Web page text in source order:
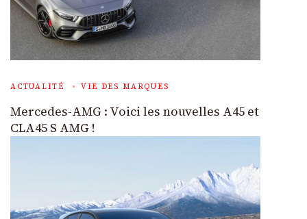
ACTUALITÉ VIE DES MARQUES
Mercedes-AMG : Voici les nouvelles A45 et
CLA45 S AMG !